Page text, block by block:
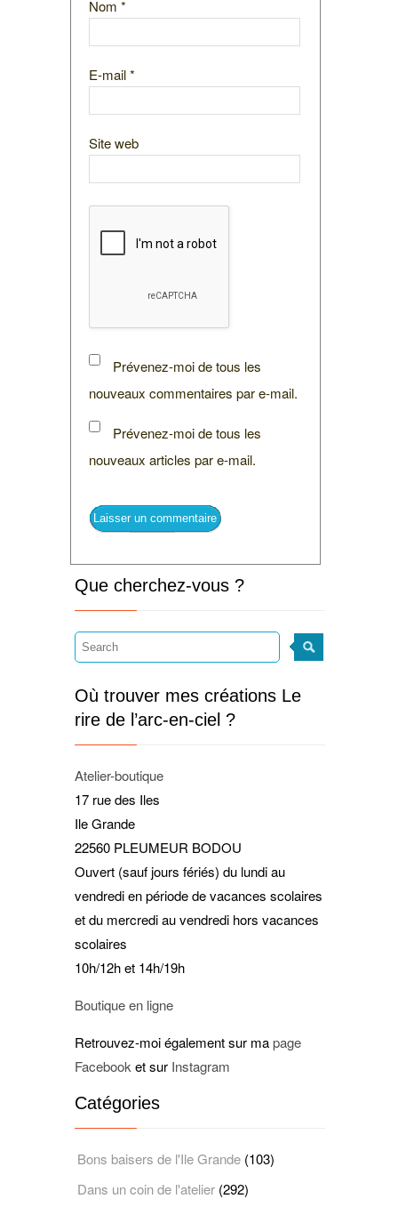
Nom *
E-mail*
Site web
Prévenez-moi de tous les
nouveaux commentaires par e-mail.
Prévenez-moi de tous les
nouveaux articles par e-mail.
Que cherchez-vous ?
Où trouver mes créations Le
rire de l’arc-en-ciel ?
Atelier-boutique
17 rue des Iles
Ile Grande
22560 PLEUMEUR BODOU
Ouvert (sauf jours fériés) du lundi au
vendredi en période de vacances scolaires
et du mercredi au vendredi hors vacances
scolaires
10h/12h et 14h/19h
Boutique en ligne
Retrouvez-moi également sur mapage
Facebook et sur Instagram
Catégories
Bons baisers de l'Ile Grande (103)
Dans un coin de l'atelier (292)